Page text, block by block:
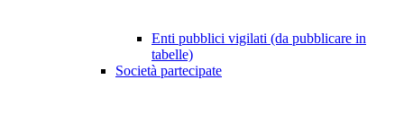
Enti pubblici vigilati (da pubblicare in
tabelle)
Società partecipate